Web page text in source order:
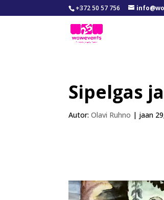
+372 50 57 756
Sipelgas
Autor:Olavi Ruhno | jaan